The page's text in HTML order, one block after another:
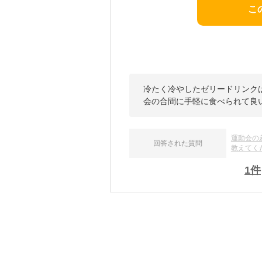
こ
冷たく冷やしたゼリードリン
会の合間に手軽に食べられて良
回答された質問
運動会の
教えてく
1件